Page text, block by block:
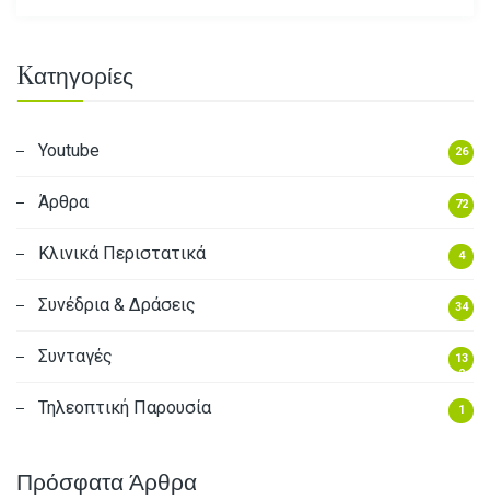
ζ
ή
η
η
ι
Kατηγορίες
Youtube 26
Άρθρα 72
Κλινικά Περιστατικά 4
Συνέδρια & Δράσεις 34
Συνταγές
13
2
Τηλεοπτική Παρουσία 1
Πρόσφατα Άρθρα